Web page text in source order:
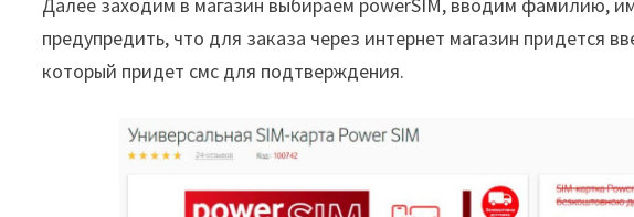
предупредить, что для заказа через интернет магазин придется
который придет смс для подтверждения.